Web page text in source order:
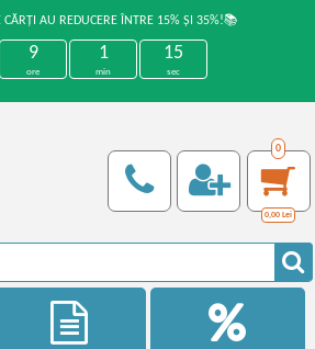
CĂRȚI AU REDUCERE ÎNTRE 15% ȘI 35%!📚
9
ore
1
min
15
sec
0
0,00 Lei